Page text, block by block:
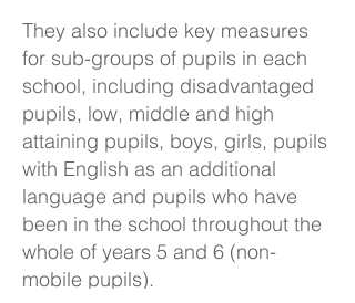
They also include key measures
for sub-groups of pupils in each
school, including disadvantaged
pupils, low, middle and high
attaining pupils, boys, girls, pupils
with English as an additional
language and pupils who have
been in the school throughout the
whole of years 5 and 6 (non-
mobile pupils).